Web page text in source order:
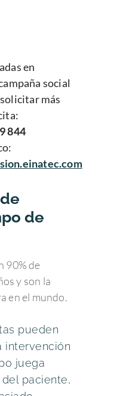
en
social
más
844
de
90% de
y son la
en el mundo.
pueden
intervención
juega
paciente,